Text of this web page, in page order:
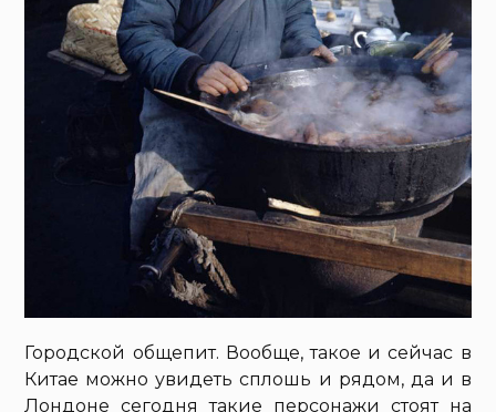
Городской общепит. Вообще, такое и сейчас в
Китае можно увидеть сплошь и рядом, да и в
Лондоне сегодня такие персонажи стоят на